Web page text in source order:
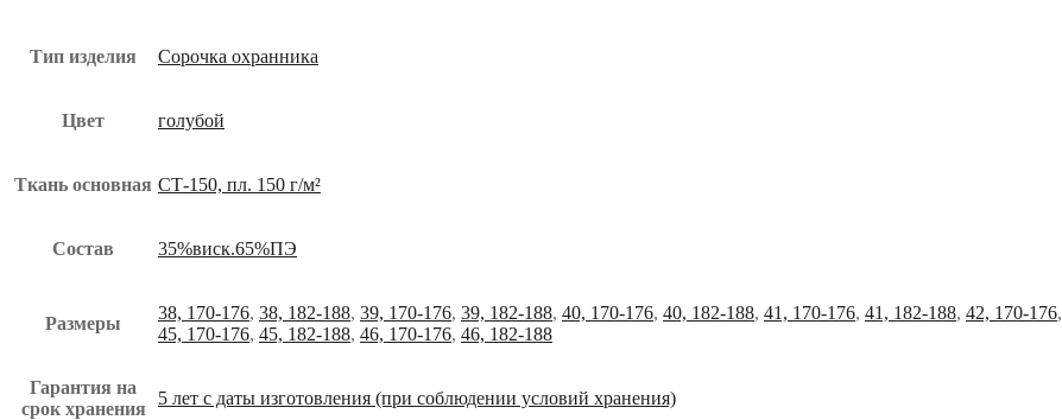
Тип изделия Сорочка охранника
Цвет голубой
Ткань основная СТ-150, пл. 150 г/м²
Состав 35%виск.65%ПЭ
Размеры
38, 170-176, 38, 182-188, 39, 170-176, 39, 182-188, 40, 170-176, 40, 182-188, 41, 170-176, 41, 182-188, 42, 170-176,
45, 170-176, 45, 182-188, 46, 170-176, 46, 182-188
Гарантия на
срок хранения
5 лет с даты изготовления (при соблюдении условий хранения)